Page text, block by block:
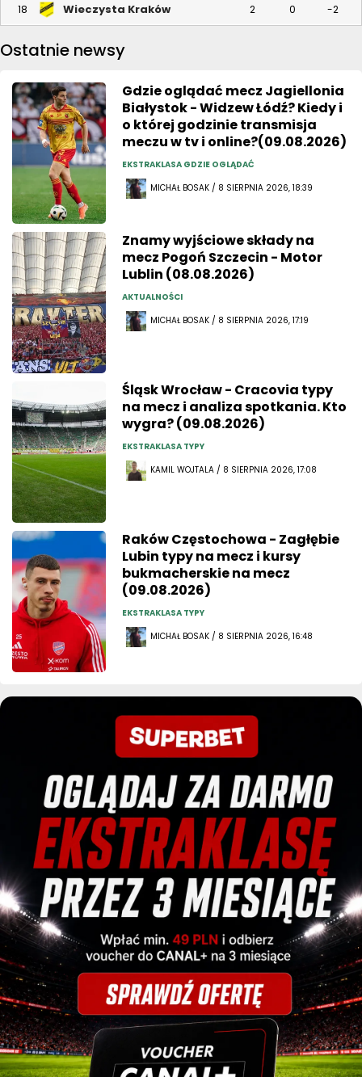
18 Wieczysta Kraków 2 0 -2
Ostatnie newsy
Gdzie oglądać mecz Jagiellonia
Białystok - Widzew Łódź? Kiedy i
o której godzinie transmisja
meczu w tv i online?(09.08.2026)
EKSTRAKLASA GDZIE OGLĄDAĆ
MICHAŁ BOSAK / 8 SIERPNIA 2026, 18:39
Znamy wyjściowe składy na
mecz Pogoń Szczecin - Motor
Lublin (08.08.2026)
AKTUALNOŚCI
MICHAŁ BOSAK / 8 SIERPNIA 2026, 17:19
Śląsk Wrocław - Cracovia typy
na mecz i analiza spotkania. Kto
wygra? (09.08.2026)
EKSTRAKLASA TYPY
KAMIL WOJTALA / 8 SIERPNIA 2026, 17:08
Raków Częstochowa - Zagłębie
Lubin typy na mecz i kursy
bukmacherskie na mecz
(09.08.2026)
EKSTRAKLASA TYPY
MICHAŁ BOSAK / 8 SIERPNIA 2026, 16:48